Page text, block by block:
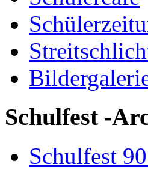
Schulfest -
Schulfest